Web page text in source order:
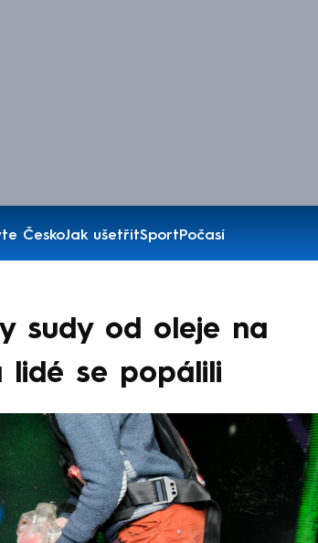
ČeskoJak ušetřitSportPočasí
sudy od oleje na
lidé se popálili